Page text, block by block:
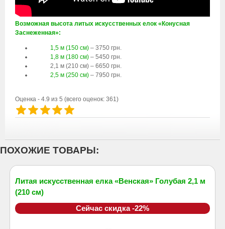
Возможная высота литых искусственных елок «Конусная
Заснеженная»:
1,5 м (150 см) – 3750 грн.
1,8 м (180 см) – 5450 грн.
2,1 м (210 см) – 6650 грн.
2,5 м (250 см) – 7950 грн.
Оценка - 4.9 из 5 (всего оценок: 361)
ПОХОЖИЕ ТОВАРЫ:
Литая искусственная елка «Венская» Голубая 2,1 м
(210 см)
Сейчас скидка -22%